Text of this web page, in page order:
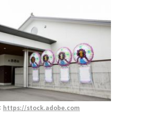
https://stock.adobe.com